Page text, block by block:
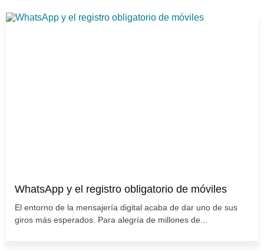
WhatsApp y el registro obligatorio de móviles
El entorno de la mensajería digital acaba de dar uno de sus
giros más esperados. Para alegría de millones de...